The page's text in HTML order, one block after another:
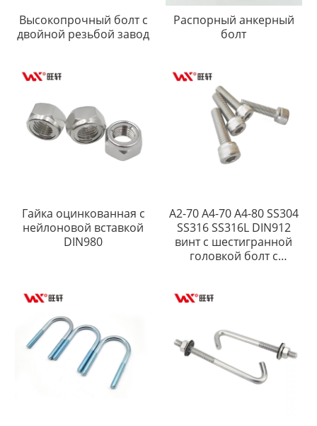
Высокопрочный болт с
двойной резьбой завод
Распорный анкерный
болт
Гайка оцинкованная с
нейлоновой вставкой
DIN980
A2-70 A4-70 A4-80 SS304
SS316 SS316L DIN912
винт с шестигранной
головкой болт с